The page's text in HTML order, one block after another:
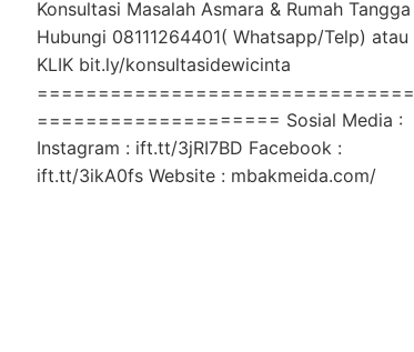
Konsultasi Masalah Asmara & Rumah Tangga
Hubungi 08111264401( Whatsapp/Telp) atau
KLIK bit.ly/konsultasidewicinta
===============================
==================== Sosial Media :
Instagram : ift.tt/3jRI7BD Facebook :
ift.tt/3ikA0fs Website : mbakmeida.com/